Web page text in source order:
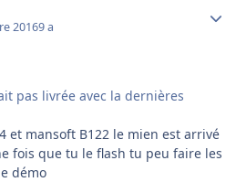
20169 a
pas livrée avec la dernières
et mansoft B122 le mien est arrivé
fois que tu le flash tu peu faire les
démo